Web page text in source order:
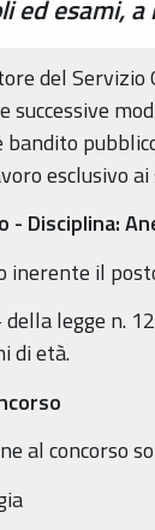
ed esami,
del Servizio
esclusivo
Disciplina:
inerente il
della legge n.
di età.
al concorso